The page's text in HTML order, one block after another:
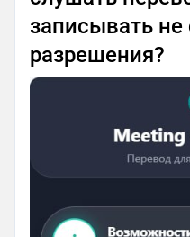
записывать
разрешения?